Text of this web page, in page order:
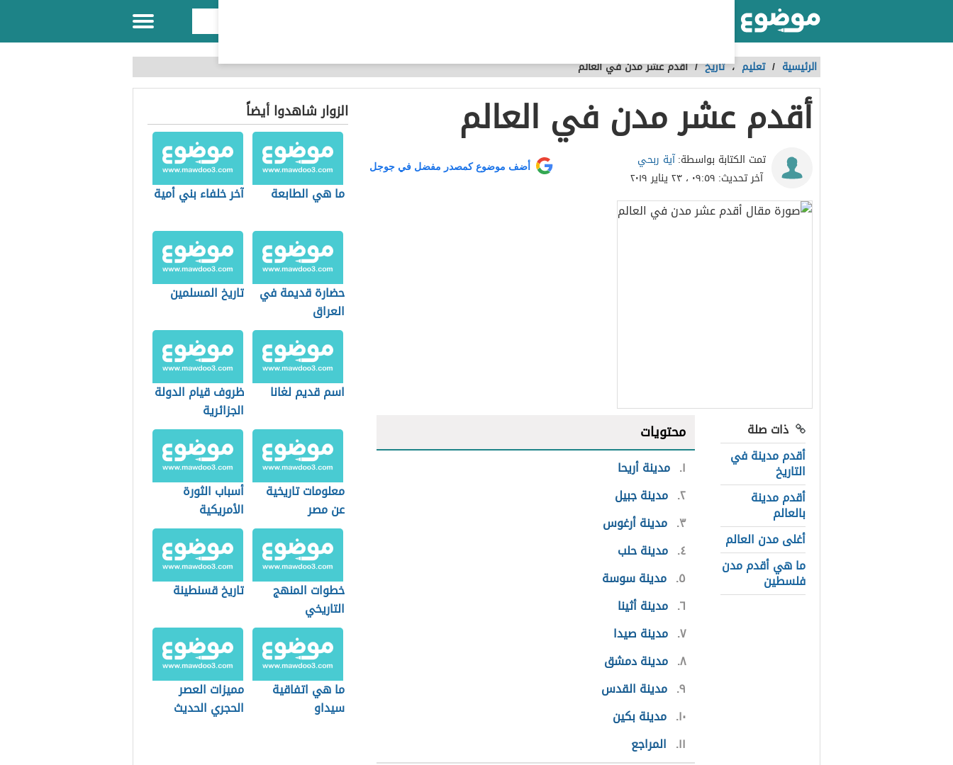
الرئيسية / تعليم ،تاريخ /أقدم عشر مدن في العالم
أقدم عشر مدن في العالم
تمت الكتابة بواسطة:آية ربحي
آخر تحديث: ٠٩:٥٩ ، ٢٣ يناير ٢٠١٩
أضف موضوع كمصدر مفضل في جوجل
ذات صلة
أقدم مدينة في
التاريخ
أقدم مدينة
بالعالم
أغلى مدن العالم
ما هي أقدم مدن
فلسطين
محتويات
١ مدينة أريحا
٢ مدينة جبيل
٣ مدينة أرغوس
٤ مدينة حلب
٥ مدينة سوسة
٦ مدينة أثينا
٧ مدينة صيدا
٨ مدينة دمشق
٩ مدينة القدس
١٠ مدينة بكين
١١ المراجع
الزوار شاهدوا أيضاً
ما هي الطابعة آخر خلفاء بني أمية
حضارة قديمة في
العراق
تاريخ المسلمين
اسم قديم لغانا
ظروف قيام الدولة
الجزائرية
معلومات تاريخية
عن مصر
أسباب الثورة
الأمريكية
خطوات المنهج
التاريخي
تاريخ قسنطينة
ما هي اتفاقية
سيداو
مميزات العصر
الحجري الحديث